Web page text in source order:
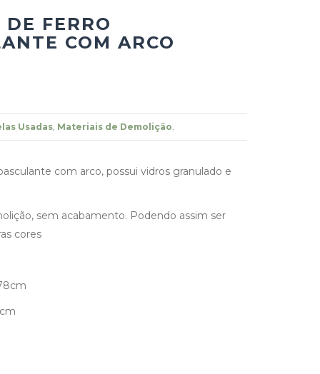
FERRO
COM ARCO
Usadas, Materiais de Demolição.
com arco, possui vidros granulado e
sem acabamento. Podendo assim ser
cores